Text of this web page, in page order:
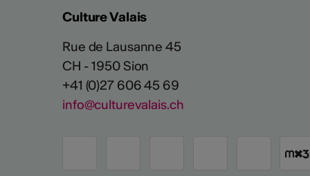
Culture Valais
Rue de Lausanne 45
CH - 1950 Sion
+41 (0)27 606 45 69
info@culturevalais.ch